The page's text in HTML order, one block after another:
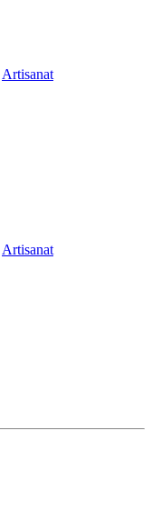
Artisanat
Artisanat